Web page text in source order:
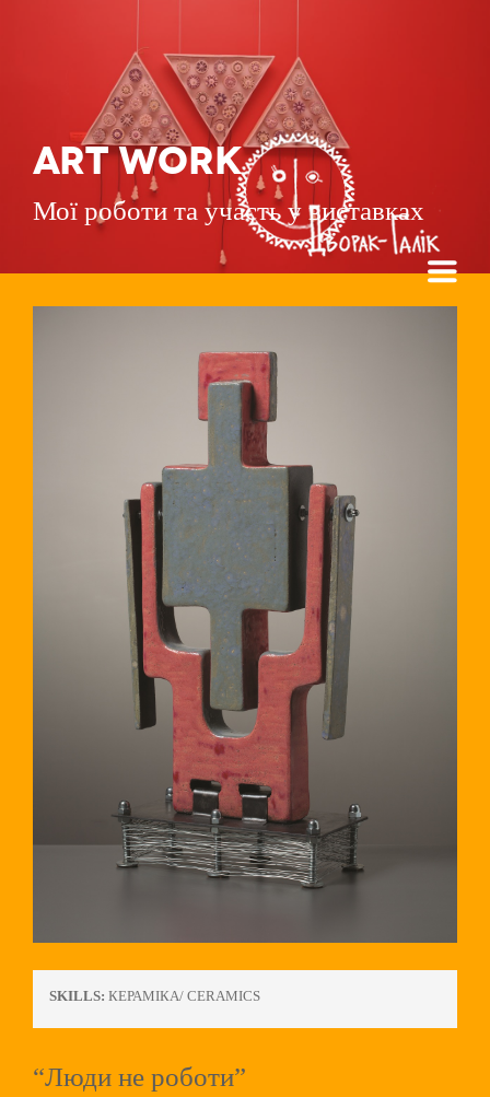
ART WORK
Мої роботи та участь у виставках
SKILLS: КЕРАМІКА/ CERAMICS
“Люди не роботи”